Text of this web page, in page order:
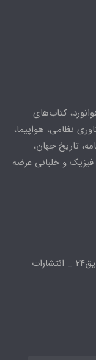
کتاب‌های
نظامی، هواپیما،
تاریخ جهان،
فیزیک و خلبانی عرضه
اتوبان بابایی _ شهرک بهشتی _ شقایق24 _ انتشارات